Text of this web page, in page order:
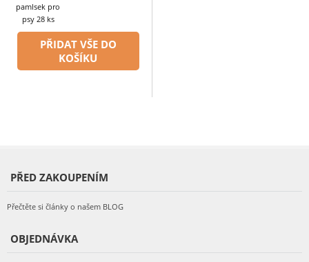
pamlsek pro
psy 28 ks
PŘIDAT VŠE DO
KOŠÍKU
PŘED ZAKOUPENÍM
Přečtěte si články o našem BLOG
OBJEDNÁVKA